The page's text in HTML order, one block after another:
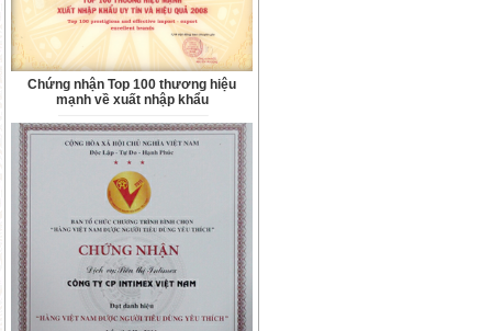
Chứng nhận Top 100 thương hiệu
mạnh về xuất nhập khẩu